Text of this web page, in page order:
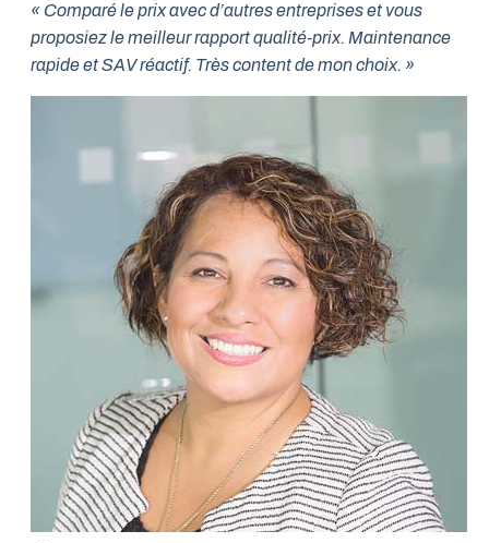
« Comparé le prix avec d’autres entreprises et vous
proposiez le meilleur rapport qualité-prix. Maintenance
rapide et SAV réactif. Très content de mon choix. »